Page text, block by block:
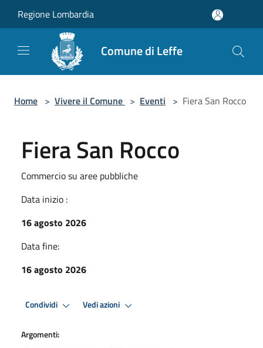
Regione Lombardia
Comune di Leffe
Home > Vivere il Comune > Eventi > Fiera San Rocco
Fiera San Rocco
Commercio su aree pubbliche
Data inizio :
16 agosto 2026
Data fine:
16 agosto 2026
Condividi Vedi azioni
Argomenti: